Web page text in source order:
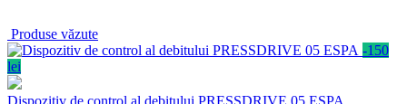
Produse văzute
-150
lei
Dispozitiv de control al debitului PRESSDRIVE 05 ESPA